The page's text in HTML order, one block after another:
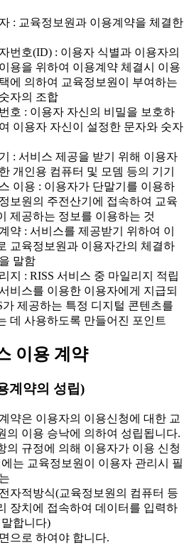
: 교육정보원과 이용계약을 체결한
번호(ID) : 이용자 식별과 이용자의
용을 위하여 이용계약 체결시 이용
에 의하여 교육정보원이 부여하는
자의 조합
호 : 이용자 자신의 비밀을 보호하
이용자 자신이 설정한 문자와 숫자
: 서비스 제공을 받기 위해 이용자
개인용 컴퓨터 및 모뎀 등의 기기
이용 : 이용자가 단말기를 이용하
보원의 주전산기에 접속하여 교육
제공하는 정보를 이용하는 것
약 : 서비스를 제공받기 위하여 이
교육정보원과 이용자간의 체결하
말함
지 : RISS 서비스 중 마일리지 적립
비스를 이용한 이용자에게 지급되
가 제공하는 특정 디지털 콘텐츠를
데 사용하도록 만들어진 포인트
이용 계약
계약의 성립)
약은 이용자의 이용신청에 대한 교
의 이용 승낙에 의하여 성립됩니다.
의 규정에 의해 이용자가 이용 신청
는 교육정보원이 이용자 관리시 필
자적방식(교육정보원의 컴퓨터 등
장치에 접속하여 데이터를 입력하
합니다)
으로 하여야 합니다.